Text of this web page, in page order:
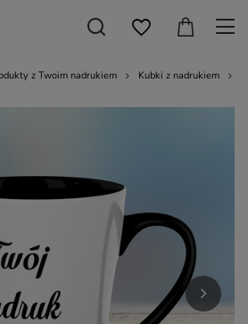
z Twoim nadrukiem Kubki z nadrukiem